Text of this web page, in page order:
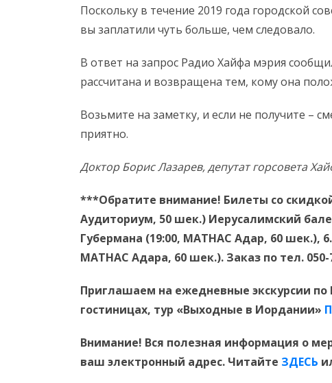
Поскольку в течение 2019 года городской
вы заплатили чуть больше, чем следовало.
В ответ на запрос Радио Хайфа мэрия
рассчитана и возвращена тем, кому она
Возьмите на заметку, и если не получите –
приятно.
Доктор Борис Лазарев, депутат горсовета
***Обратите внимание! Билеты со
Аудиториум, 50 шек.) Иерусалимский
Губермана (19:00, МАТНАС Адар, 60 шек.),
МАТНАС Адара, 60 шек.). Заказ по тел. 050-
Приглашаем на ежедневные экскурсии
гостиницах, тур «Выходные в Иордании»
Внимание! Вся полезная информация о
ваш электронный адрес. Читайте ЗДЕСЬ